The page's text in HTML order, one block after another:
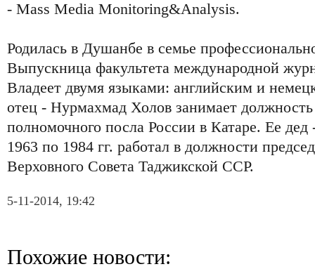
- Mass Media Monitoring&Analysis.
Родилась в Душанбе в семье
Выпускница факультета международной
Владеет двумя языками: английским и
отец - Нурмахмад Холов занимает
полномочного посла России в Катаре. Ее
1963 по 1984 гг. работал в должности
Верховного Совета Таджикской ССР.
5-11-2014, 19:42
Похожие новости: